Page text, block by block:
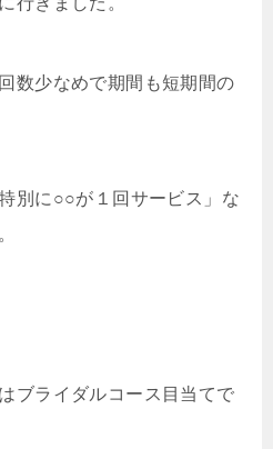
数少なめで期間も短期間の
別に○○が１回サービス」な
ブライダルコース目当てで